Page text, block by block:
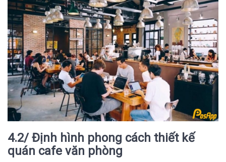
4.2/ Định hình phong cách thiết kế
quán cafe văn phòng